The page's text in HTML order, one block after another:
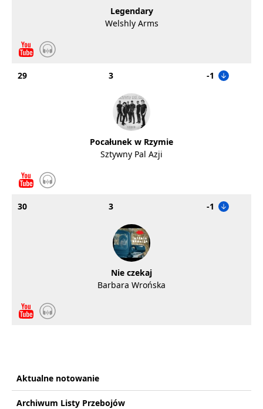
Legendary
Welshly Arms
29 3 -1
Pocałunek w Rzymie
Sztywny Pal Azji
30 3 -1
Nie czekaj
Barbara Wrońska
Aktualne notowanie
Archiwum Listy Przebojów